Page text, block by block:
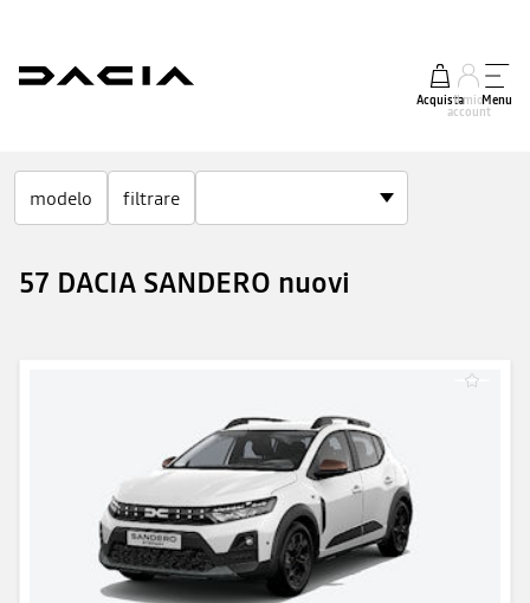
AcquistaIl mio
account
Menu
modelo filtrare
57 DACIA SANDERO nuovi